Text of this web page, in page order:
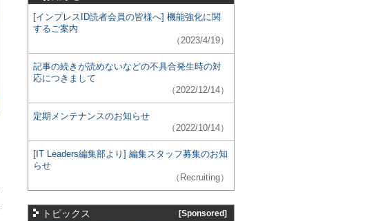
[インプレスID読者会員の皆様へ] 機能強化に関
するご案内
（2023/4/19）
記事の続きが読めないなどの不具合発生時の対
応につきまして
（2022/12/14）
定期メンテナンスのお知らせ
（2022/10/14）
[IT Leaders編集部より] 編集スタッフ募集のお知
らせ
（Recruiting）
トピックス [Sponsored]